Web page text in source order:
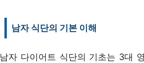
남자 식단의 기본 이해
남자 다이어트 식단의 기초는 3대